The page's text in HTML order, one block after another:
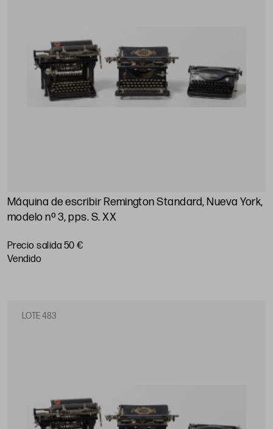
Máquina de escribir Remington Standard, Nueva York,
modelo nº 3, pps. S. XX
Precio salida 50 €
vendido
LOTE 483